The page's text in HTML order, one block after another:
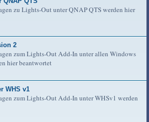
zu Lights-Out unter QNAP QTS werden hier
2
zum Lights-Out Add-In unter allen Windows
hier beantwortet
WHS v1
zum Lights-Out Add-In unter WHSv1 werden